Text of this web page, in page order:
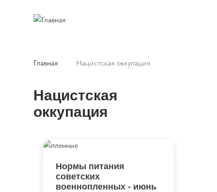
навигации
Главная Нацистская оккупация
Нацистская
оккупация
Нормы питания
советских
военнопленных - июнь